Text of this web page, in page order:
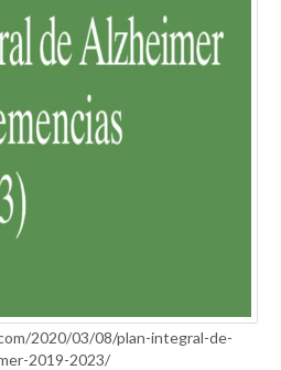
2020/03/08/plan-integral-de-
2019-2023/